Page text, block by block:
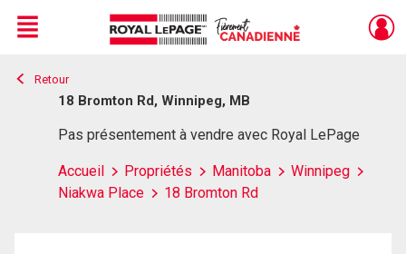
Live
En Direct
Menu
Retour
18 Bromton Rd, Winnipeg, MB
Pas présentement à vendre avec Royal LePage
Accueil Propriétés Manitoba
Winnipeg
Niakwa Place
18 Bromton Rd